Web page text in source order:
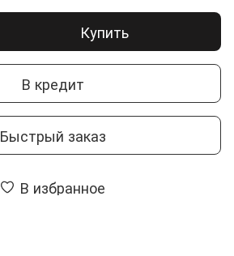
Купить
В кредит
Быстрый заказ
В избранное